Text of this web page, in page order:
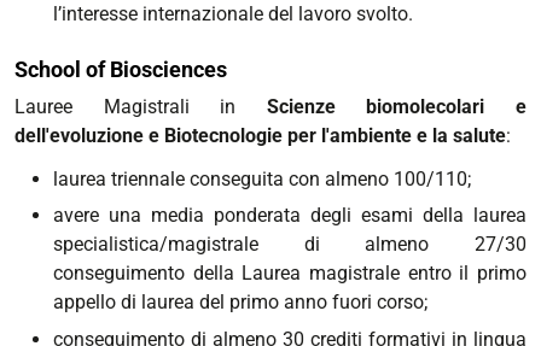
l’interesse internazionale del lavoro svolto.
School of Biosciences
Lauree Magistrali in Scienze biomolecolari e
dell'evoluzione e Biotecnologie per l'ambiente e la salute:
laurea triennale conseguita con almeno 100/110;
avere una media ponderata degli esami della laurea
specialistica/magistrale di almeno 27/30
conseguimento della Laurea magistrale entro il primo
appello di laurea del primo anno fuori corso;
conseguimento di almeno 30 crediti formativi in lingua